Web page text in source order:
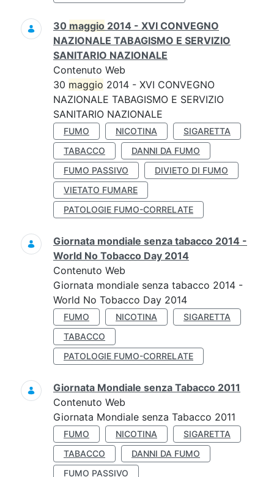
30 maggio 2014 - XVI CONVEGNO
NAZIONALE TABAGISMO E SERVIZIO
SANITARIO NAZIONALE
Contenuto Web
30 maggio 2014 - XVI CONVEGNO
NAZIONALE TABAGISMO E SERVIZIO
SANITARIO NAZIONALE
FUMO NICOTINA
SIGARETTA
TABACCO
DANNI DA FUMO
FUMO PASSIVO
DIVIETO DI FUMO
VIETATO FUMARE
PATOLOGIE FUMO-CORRELATE
Giornata mondiale senza tabacco 2014 -
World No Tobacco Day 2014
Contenuto Web
Giornata mondiale senza tabacco 2014 -
World No Tobacco Day 2014
FUMO NICOTINA
SIGARETTA
TABACCO
PATOLOGIE FUMO-CORRELATE
Giornata Mondiale senza Tabacco 2011
Contenuto Web
Giornata Mondiale senza Tabacco 2011
FUMO NICOTINA
SIGARETTA
TABACCO
DANNI DA FUMO
FUMO PASSIVO